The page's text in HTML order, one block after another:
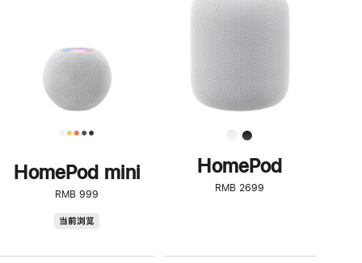
HomePod mini
RMB 999
当前浏览
了
解
HomePod<
HomePod
RMB 2699